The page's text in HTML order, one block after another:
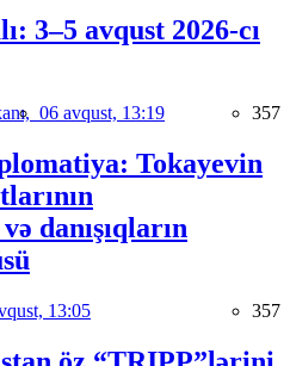
3–5 avqust 2026-cı
06 avqust, 13:19 357
Tokayevin
danışıqların
13:05 357